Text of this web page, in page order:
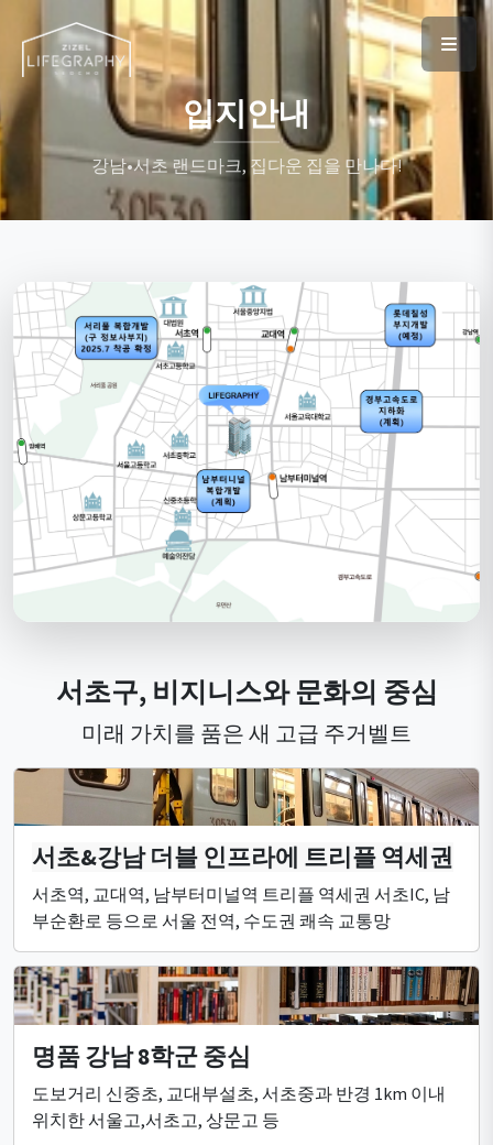
입지안내
강남•서초 랜드마크, 집다운 집을 만나다!
서초구, 비지니스와 문화의 중심
미래 가치를 품은 새 고급 주거벨트
서초&강남 더블 인프라에 트리플 역세권
서초역, 교대역, 남부터미널역 트리플 역세권 서초IC, 남
부순환로 등으로 서울 전역, 수도권 쾌속 교통망
명품 강남 8학군 중심
도보거리 신중초, 교대부설초, 서초중과 반경 1km 이내
위치한 서울고,서초고, 상문고 등